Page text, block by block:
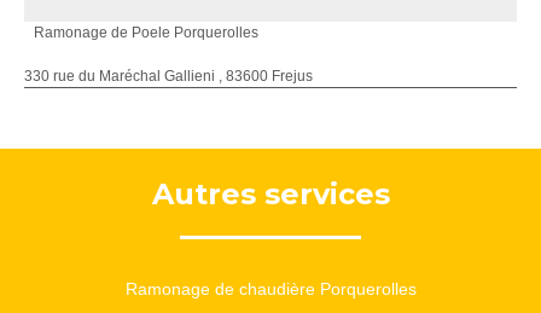
Ramonage de Poele Porquerolles
330 rue du Maréchal Gallieni , 83600 Frejus
Autres services
Ramonage de chaudière Porquerolles